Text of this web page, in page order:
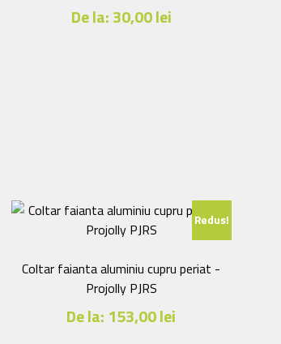
De la:30,00lei
alese
în
pagina
produsului.
Redus!
Coltar faianta aluminiu cupru periat -
Projolly PJRS
De la: 153,00lei